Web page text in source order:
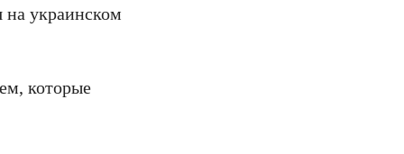
на украинском
которые